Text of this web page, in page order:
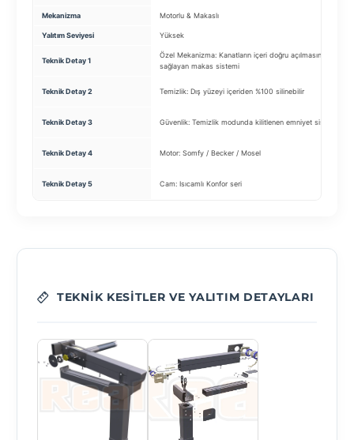
Mekanizma Motorlu & Makaslı
Yalıtım Seviyesi Yüksek
Teknik Detay 1
Özel Mekanizma: Kanatların içeri doğru açılmasını
sağlayan makas sistemi
Teknik Detay 2 Temizlik: Dış yüzeyi içeriden %100 silinebilir
Teknik Detay 3 Güvenlik: Temizlik modunda kilitlenen emniyet sistemi
Teknik Detay 4 Motor: Somfy / Becker / Mosel
Teknik Detay 5 Cam: Isıcamlı Konfor seri
TEKNIK KESITLER VE YALITIM DETAYLARI